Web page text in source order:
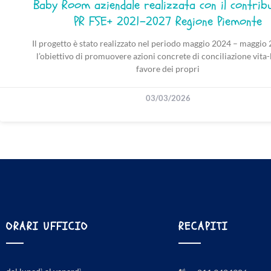
Baby Room aziendale realizzata con il
PR FSE+ 2021–2027 Regione Piemonte
Il progetto è stato realizzato nel periodo maggio 2024 – maggio
l’obiettivo di promuovere azioni concrete di conciliazione
favore dei propri
03/03/2026
ORARI UFFICIO RECAPITI